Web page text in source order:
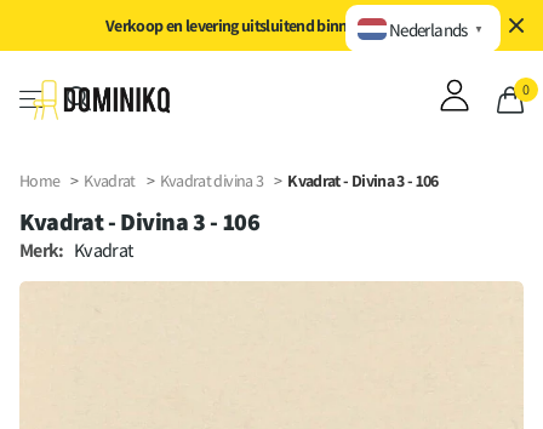
Verkoop en levering uitsluitend binnen de EU/EER
0
Home > Kvadrat > Kvadrat divina 3 > Kvadrat - Divina 3 - 106
Kvadrat - Divina 3 - 106
Merk: Kvadrat
Nederlands ▼